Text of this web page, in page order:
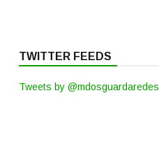
TWITTER FEEDS
Tweets by @mdosguardaredes